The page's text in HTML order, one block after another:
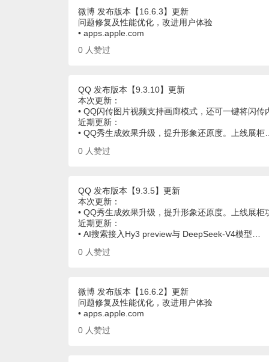
微博 发布版本【16.6.3】更新
问题修复及性能优化，改进用户体验
• apps.apple.com
0 人赞过
QQ 发布版本【9.3.10】更新
本次更新：
• QQ闪传图片视频支持画廊模式，还可一键将闪
近期更新：
• QQ秀生成效果升级，提升形象还原度。上线展
0 人赞过
QQ 发布版本【9.3.5】更新
本次更新：
• QQ秀生成效果升级，提升形象还原度。上线展柜
近期更新：
• AI搜索接入Hy3 preview与 DeepSeek-V4模型…
0 人赞过
微博 发布版本【16.6.2】更新
问题修复及性能优化，改进用户体验
• apps.apple.com
0 人赞过